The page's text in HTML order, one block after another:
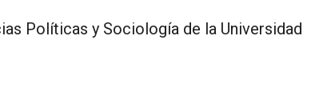
Políticas y Sociología de la Universidad